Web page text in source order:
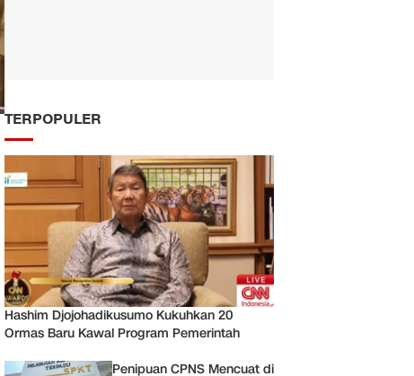
TERPOPULER
Hashim Djojohadikusumo Kukuhkan 20
Ormas Baru Kawal Program Pemerintah
Penipuan CPNS Mencuat di